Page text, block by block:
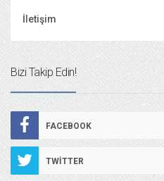
İletişim
Bizi Takip Edin!
FACEBOOK
TWITTER